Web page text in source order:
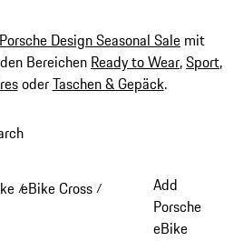
Porsche Design Seasonal Sale mit
Bereichen Ready to Wear,Sport,
oderTaschen & Gepäck.
collapsed breadcrumb items
/eBike Cross /
Add
Porsche
eBike